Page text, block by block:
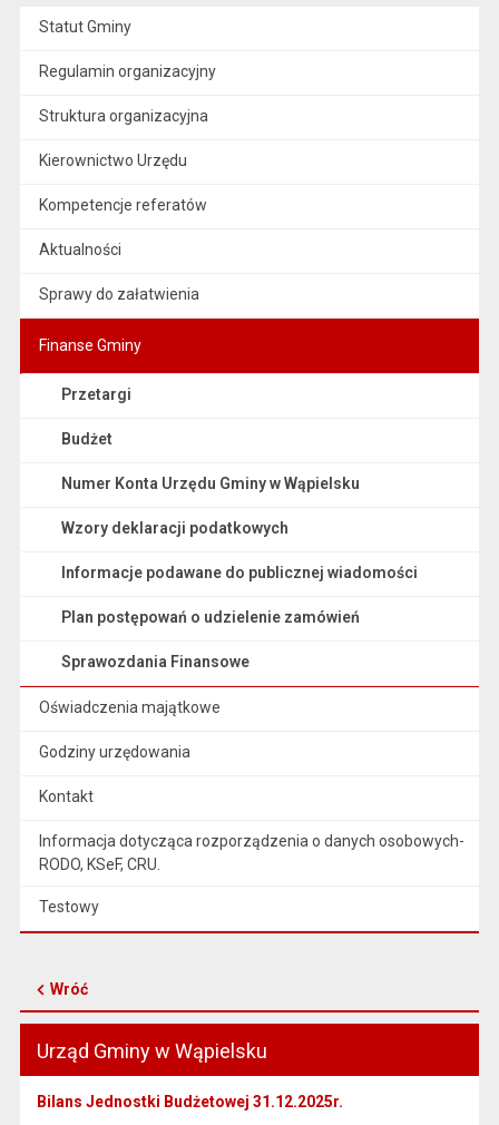
Statut Gminy
Regulamin organizacyjny
Struktura organizacyjna
Kierownictwo Urzędu
Kompetencje referatów
Aktualności
Sprawy do załatwienia
Finanse Gminy
Przetargi
Budżet
Numer Konta Urzędu Gminy w Wąpielsku
Wzory deklaracji podatkowych
Informacje podawane do publicznej wiadomości
Plan postępowań o udzielenie zamówień
Sprawozdania Finansowe
Oświadczenia majątkowe
Godziny urzędowania
Kontakt
Informacja dotycząca rozporządzenia o danych osobowych-
RODO, KSeF, CRU.
Testowy
Wróć
Urząd Gminy w Wąpielsku
Bilans Jednostki Budżetowej 31.12.2025r.